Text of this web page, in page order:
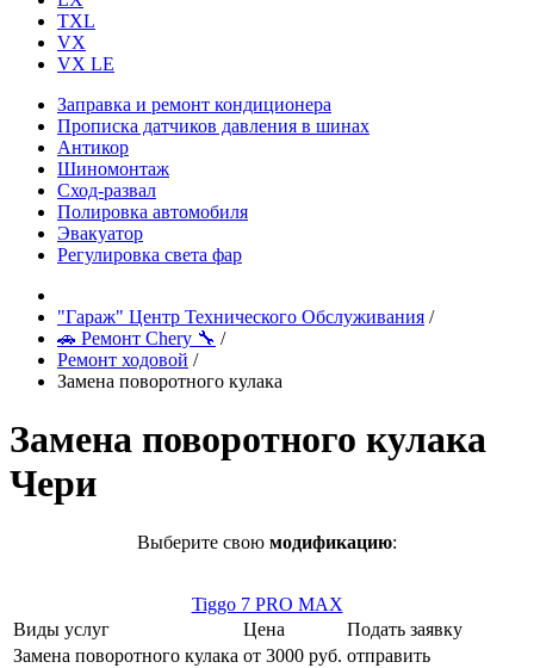
TXL
VX
VX LE
Заправка и ремонт кондиционера
Прописка датчиков давления в шинах
Антикор
Шиномонтаж
Сход-развал
Полировка автомобиля
Эвакуатор
Регулировка света фар
"Гараж" Центр Технического Обслуживания /
🚗 Ремонт Chery 🔧 /
Ремонт ходовой /
Замена поворотного кулака
Замена поворотного кулака
Чери
Выберите свою модификацию:
Tiggo 7 PRO MAX
Виды услуг
Цена
Подать заявку
Замена поворотного кулака от 3000 руб. отправить